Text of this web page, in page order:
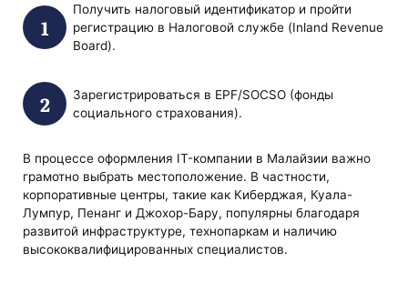
Получить налоговый идентификатор и пройти
регистрацию в Налоговой службе (Inland Revenue
Board).
Зарегистрироваться в EPF/SOCSO (фонды
социального страхования).
В процессе оформления IT-компании в Малайзии важно
грамотно выбрать местоположение. В частности,
корпоративные центры, такие как Киберджая, Куала-
Лумпур, Пенанг и Джохор-Бару, популярны благодаря
развитой инфраструктуре, технопаркам и наличию
высококвалифицированных специалистов.